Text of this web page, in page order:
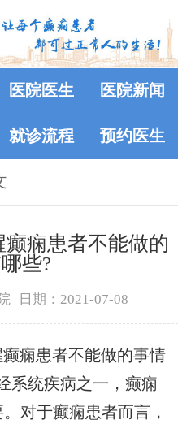
医院医生 医院新闻
就诊流程 预约医生
痫患者不能做的
些?
日期：2021-07-08
痫患者不能做的事情
系统疾病之一，癫痫
对于癫痫患者而言，